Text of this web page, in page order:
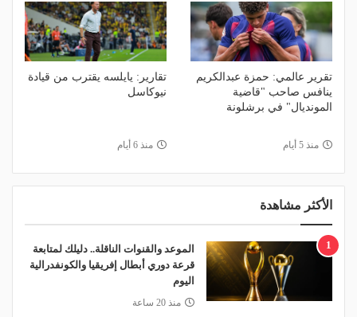
تقرير عالمي: حمزة عبدالكريم
ينافس صاحب "قاضية
المونديال" في برشلونة
منذ 5 أيام
تقارير: يايلسه يقترب من قيادة
نيوكاسل
منذ 6 أيام
الأكثر مشاهدة
1
الموعد والقنوات الناقلة.. دليلك لمتابعة
قرعة دوري أبطال إفريقيا والكونفدرالية
اليوم
منذ 20 ساعة